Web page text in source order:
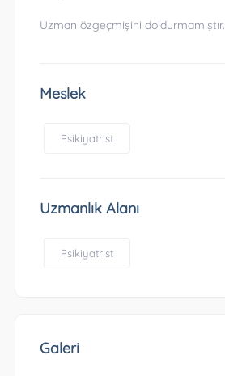
Uzman özgeçmişini doldurmamıştır.
Meslek
Psikiyatrist
Uzmanlık Alanı
Psikiyatrist
Galeri